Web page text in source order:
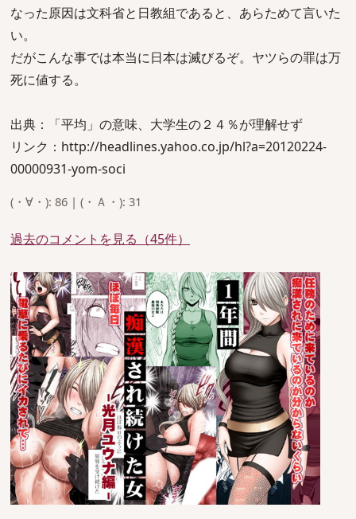
なった原因は文科省と日教組であると、あらためて言いた
い。
だがこんな事では本当に日本は滅びるぞ。ヤツらの罪は万
死に値する。
出典：「平均」の意味、大学生の２４％が理解せず
リンク：http://headlines.yahoo.co.jp/hl?a=20120224-
00000931-yom-soci
(・∀・): 86 | (・Ａ・): 31
過去のコメントを見る（45件）